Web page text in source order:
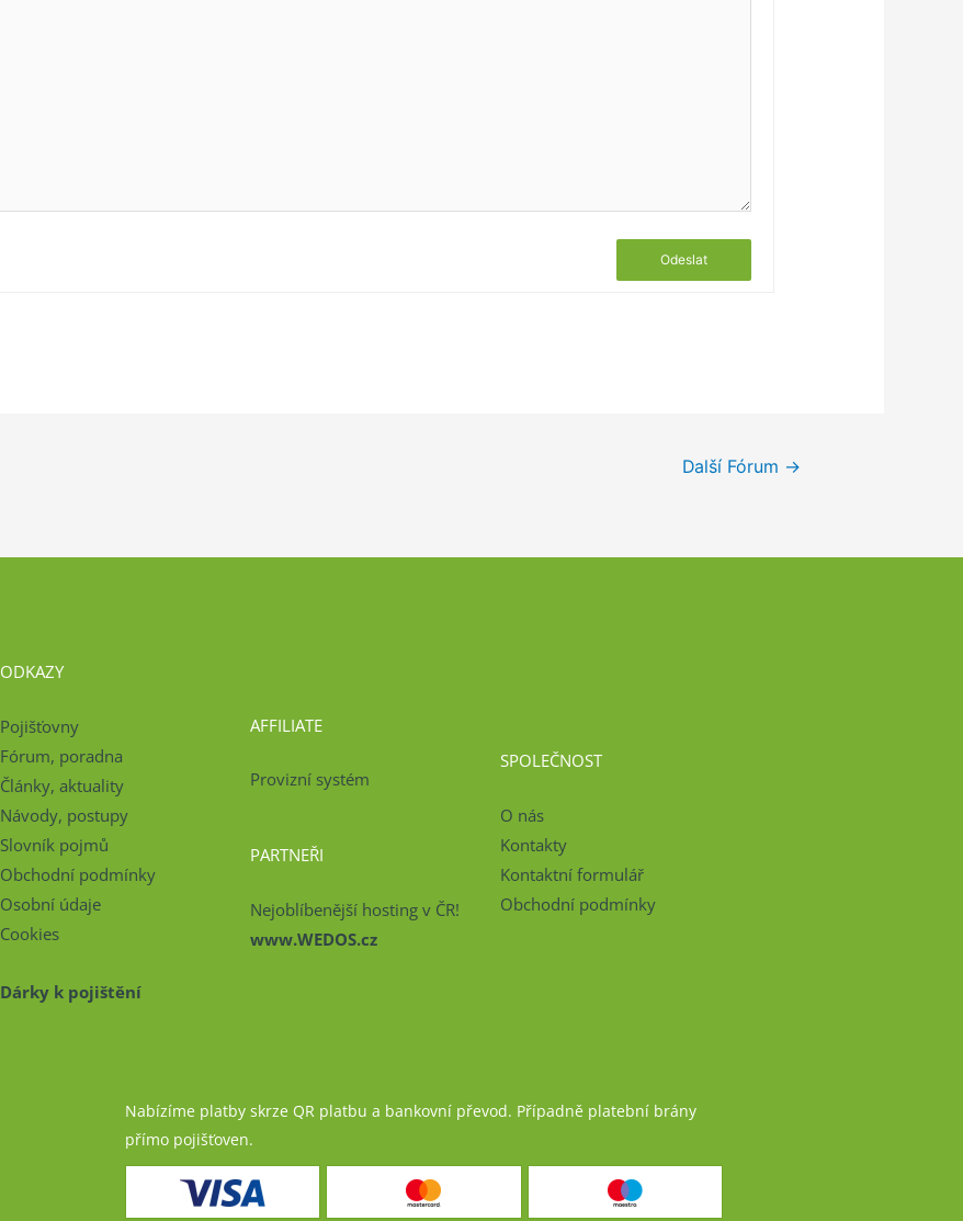
Odeslat
Další Fórum →
ODKAZY
Pojišťovny
Fórum, poradna
Články, aktuality
Návody, postupy
Slovník pojmů
Obchodní podmínky
Osobní údaje
Cookies
Dárky k pojištění
AFFILIATE
Provizní systém
PARTNEŘI
Nejoblíbenější hosting v ČR!
www.WEDOS.cz
SPOLEČNOST
O nás
Kontakty
Kontaktní formulář
Obchodní podmínky
Nabízíme platby skrze QR platbu a bankovní převod. Případně platební brány
přímo pojišťoven.